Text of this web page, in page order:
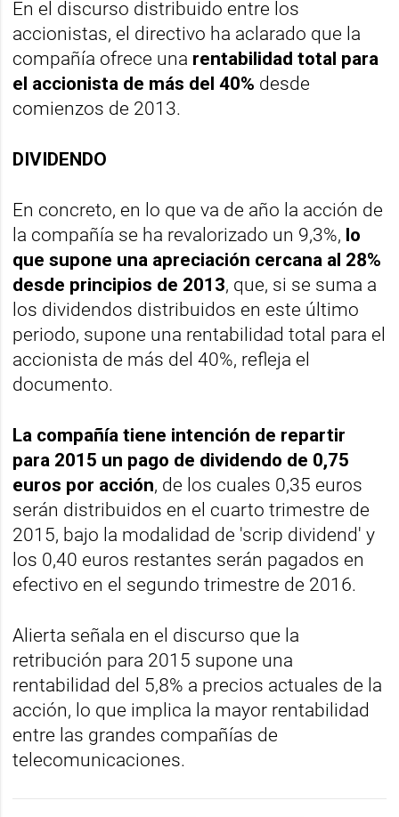
En el discurso distribuido entre los
accionistas, el directivo ha aclarado que la
compañía ofrece una rentabilidad total para
el accionista de más del 40% desde
comienzos de 2013.
DIVIDENDO
En concreto, en lo que va de año la acción de
la compañía se ha revalorizado un 9,3%, lo
que supone una apreciación cercana al 28%
desde principios de 2013, que, si se suma a
los dividendos distribuidos en este último
periodo, supone una rentabilidad total para el
accionista de más del 40%, refleja el
documento.
La compañía tiene intención de repartir
para 2015 un pago de dividendo de 0,75
euros por acción, de los cuales 0,35 euros
serán distribuidos en el cuarto trimestre de
2015, bajo la modalidad de 'scrip dividend' y
los 0,40 euros restantes serán pagados en
efectivo en el segundo trimestre de 2016.
Alierta señala en el discurso que la
retribución para 2015 supone una
rentabilidad del 5,8% a precios actuales de la
acción, lo que implica la mayor rentabilidad
entre las grandes compañías de
telecomunicaciones.